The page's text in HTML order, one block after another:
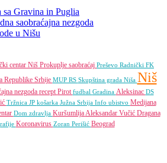
sa Gravina in Puglia
saobraćajna nezgoda
u Nišu
centar Niš Prokuplje saobraćaj Preševo Radnički FK
Republike Srbije MUP RS Skupština grada Niša Niš
nezgoda receptPirotfudbal Gradina Aleksinac DS
Tržnica JP košarka Južna Srbija Info ubistvo Medijana
Dom zdravlja KuršumlijaAleksandar Vučić Dragana
Koronavirus Zoran Perišić Beograd